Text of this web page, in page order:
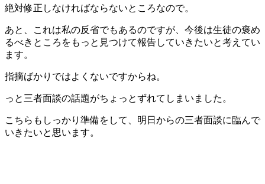
絶対修正しなければならないところなので。
あと、これは私の反省でもあるのですが、今後は生徒の褒め
るべきところをもっと見つけて報告していきたいと考えてい
ます。
指摘ばかりではよくないですからね。
っと三者面談の話題がちょっとずれてしまいました。
こちらもしっかり準備をして、明日からの三者面談に臨んで
いきたいと思います。